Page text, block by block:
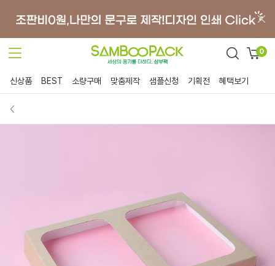
0
신상품 BEST 소량구매 맞춤제작 샘플신청 기획전 혜택보기